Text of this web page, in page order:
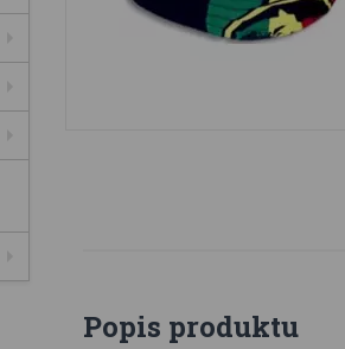
Popis produktu